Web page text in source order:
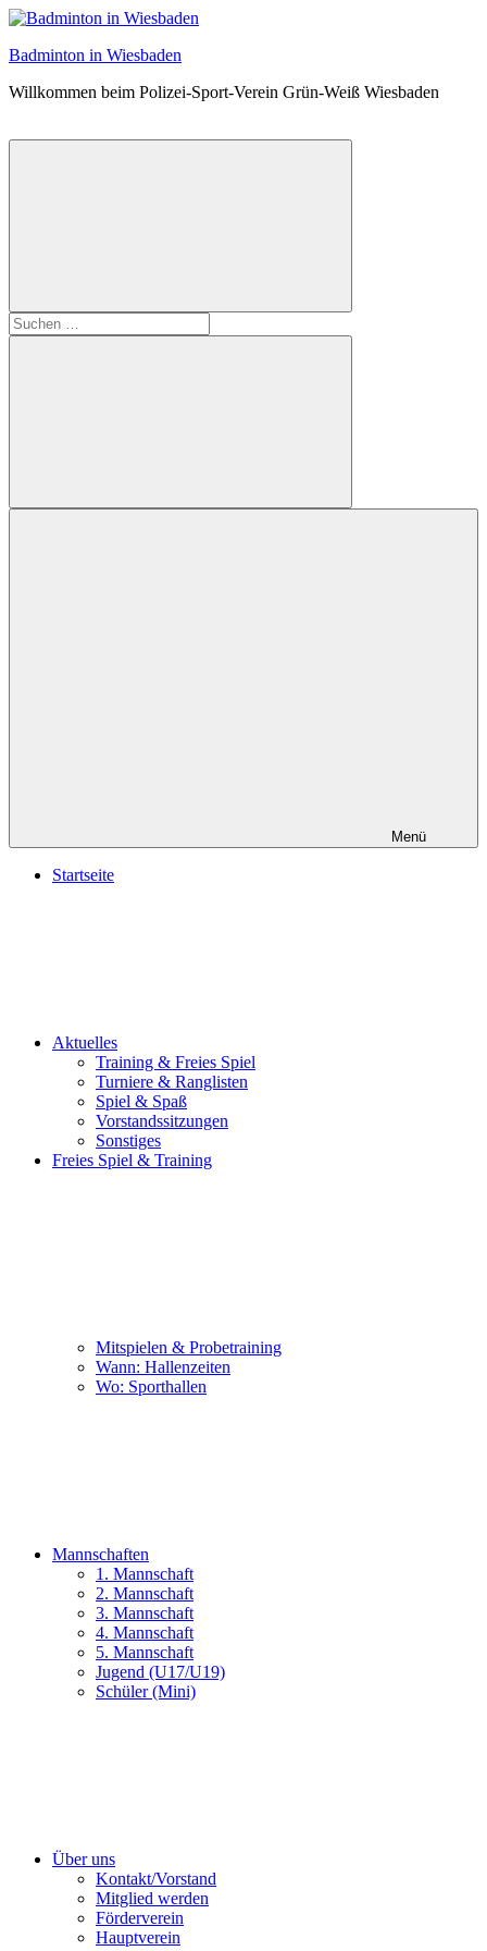
Zum
springen
Badminton in Wiesbaden
Willkommen beim Polizei-Sport-Verein Grün-Weiß Wiesbaden
Suchformular
öffnen
Suchen
nach:
Suchen
Menü
Startseite
Aktuelles
Training & Freies Spiel
Turniere & Ranglisten
Spiel & Spaß
Vorstandssitzungen
Sonstiges
Freies Spiel & Training
Mitspielen & Probetraining
Wann: Hallenzeiten
Wo: Sporthallen
Mannschaften
1. Mannschaft
2. Mannschaft
3. Mannschaft
4. Mannschaft
5. Mannschaft
Jugend (U17/U19)
Schüler (Mini)
Über uns
Kontakt/Vorstand
Mitglied werden
Förderverein
Hauptverein